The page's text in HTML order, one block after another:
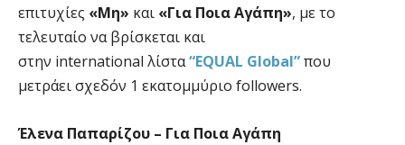
επιτυχίες «Μη» και «Για Ποια Αγάπη», με το
τελευταίο να βρίσκεται και
στην international λίστα“EQUAL Global”που
μετράει σχεδόν 1 εκατομμύριο followers.
Έλενα Παπαρίζου – Για Ποια Αγάπη